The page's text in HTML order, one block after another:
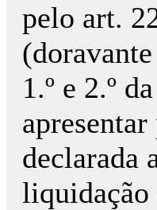
pelo art.
1.º e 2.º
declarada
liquidação